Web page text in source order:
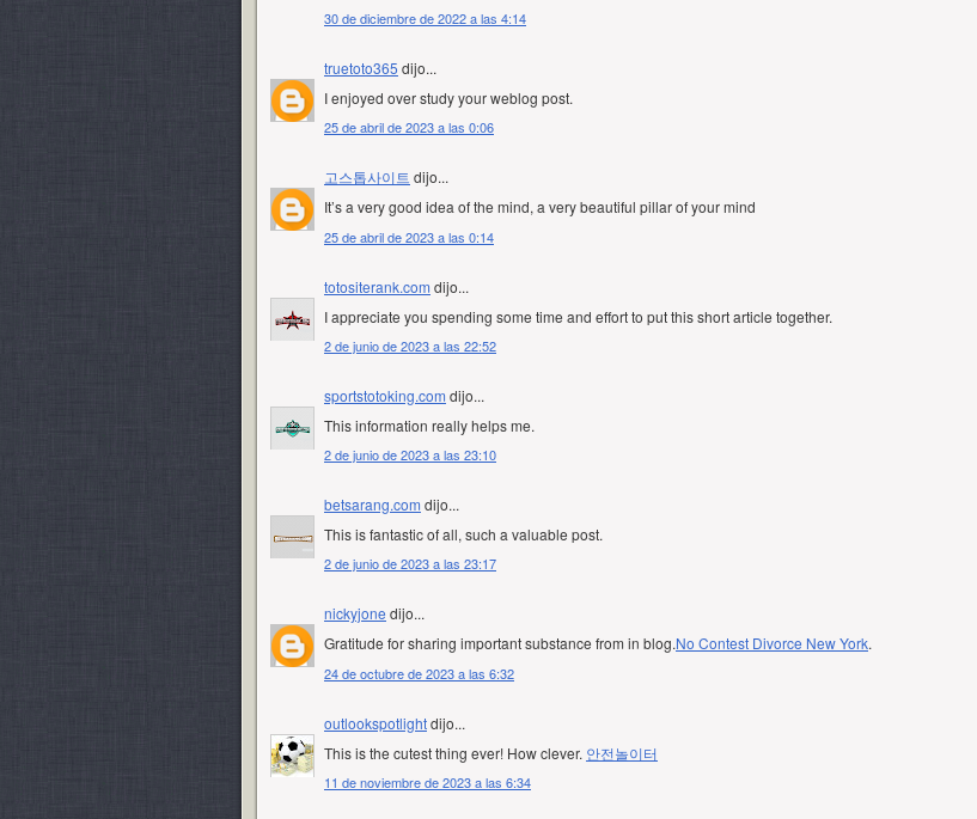
30 de diciembre de 2022 a las 4:14
truetoto365 dijo...
I enjoyed over study your weblog post.
25 de abril de 2023 a las 0:06
고스톱사이트 dijo...
It’s a very good idea of the mind, a very beautiful pillar of your mind
25 de abril de 2023 a las 0:14
totositerank.com dijo...
I appreciate you spending some time and effort to put this short article together.
2 de junio de 2023 a las 22:52
sportstotoking.com dijo...
This information really helps me.
2 de junio de 2023 a las 23:10
betsarang.com dijo...
This is fantastic of all, such a valuable post.
2 de junio de 2023 a las 23:17
nickyjone dijo...
Gratitude for sharing important substance from in blog.No Contest Divorce New York.
24 de octubre de 2023 a las 6:32
outlookspotlightdijo...
This is the cutest thing ever! How clever. 안전놀이터
11 de noviembre de 2023 a las 6:34